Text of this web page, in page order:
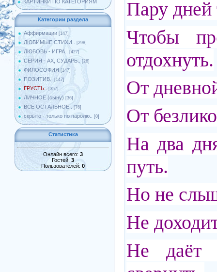
КАРТИНКИ ПО КАТЕГОРИЯМ
Категории раздела
Аффирмации [147]
ЛЮБИМЫЕ СТИХИ.. [298]
ЛЮБОВЬ - ИГРА.. [427]
СЕРИЯ - АХ, СУДАРЬ.. [26]
ФИЛОСОФИЯ [147]
ПОЗИТИВ.. [147]
ГРУСТЬ.. [357]
ЛИЧНОЕ (сыну) [36]
ВСЁ ОСТАЛЬНОЕ.. [76]
скрыто - только по паролю.. [0]
Статистика
Онлайн всего: 3
Гостей: 3
Пользователей: 0
Пару
Чтобы
отдохнуть.
От
От
На два
путь.
Но не
Не
Не даёт